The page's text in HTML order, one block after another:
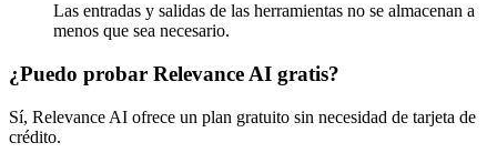
Las entradas y salidas de las herramientas no se almacenan a
menos que sea necesario.
¿Puedo probar Relevance AI gratis?
Sí, Relevance AI ofrece un plan gratuito sin necesidad de tarjeta de
crédito.